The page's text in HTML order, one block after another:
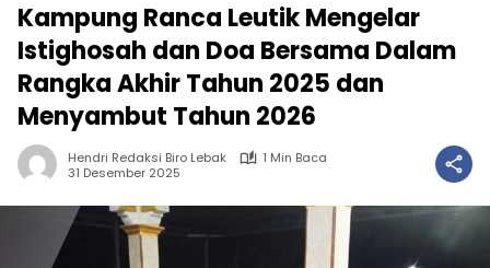
Kampung Ranca Leutik Mengelar
Istighosah dan Doa Bersama Dalam
Rangka Akhir Tahun 2025 dan
Menyambut Tahun 2026
Hendri Redaksi Biro Lebak
1 Min Baca
31 Desember 2025